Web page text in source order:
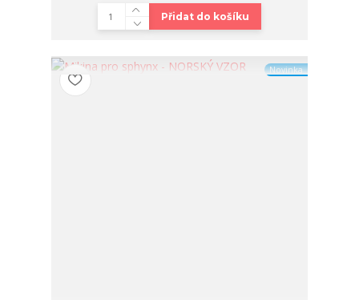
Přidat do košíku
Novinka